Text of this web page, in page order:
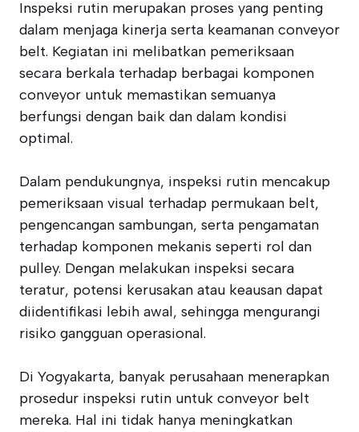
Inspeksi rutin merupakan proses yang penting
dalam menjaga kinerja serta keamanan conveyor
belt. Kegiatan ini melibatkan pemeriksaan
secara berkala terhadap berbagai komponen
conveyor untuk memastikan semuanya
berfungsi dengan baik dan dalam kondisi
optimal.
Dalam pendukungnya, inspeksi rutin mencakup
pemeriksaan visual terhadap permukaan belt,
pengencangan sambungan, serta pengamatan
terhadap komponen mekanis seperti rol dan
pulley. Dengan melakukan inspeksi secara
teratur, potensi kerusakan atau keausan dapat
diidentifikasi lebih awal, sehingga mengurangi
risiko gangguan operasional.
Di Yogyakarta, banyak perusahaan menerapkan
prosedur inspeksi rutin untuk conveyor belt
mereka. Hal ini tidak hanya meningkatkan